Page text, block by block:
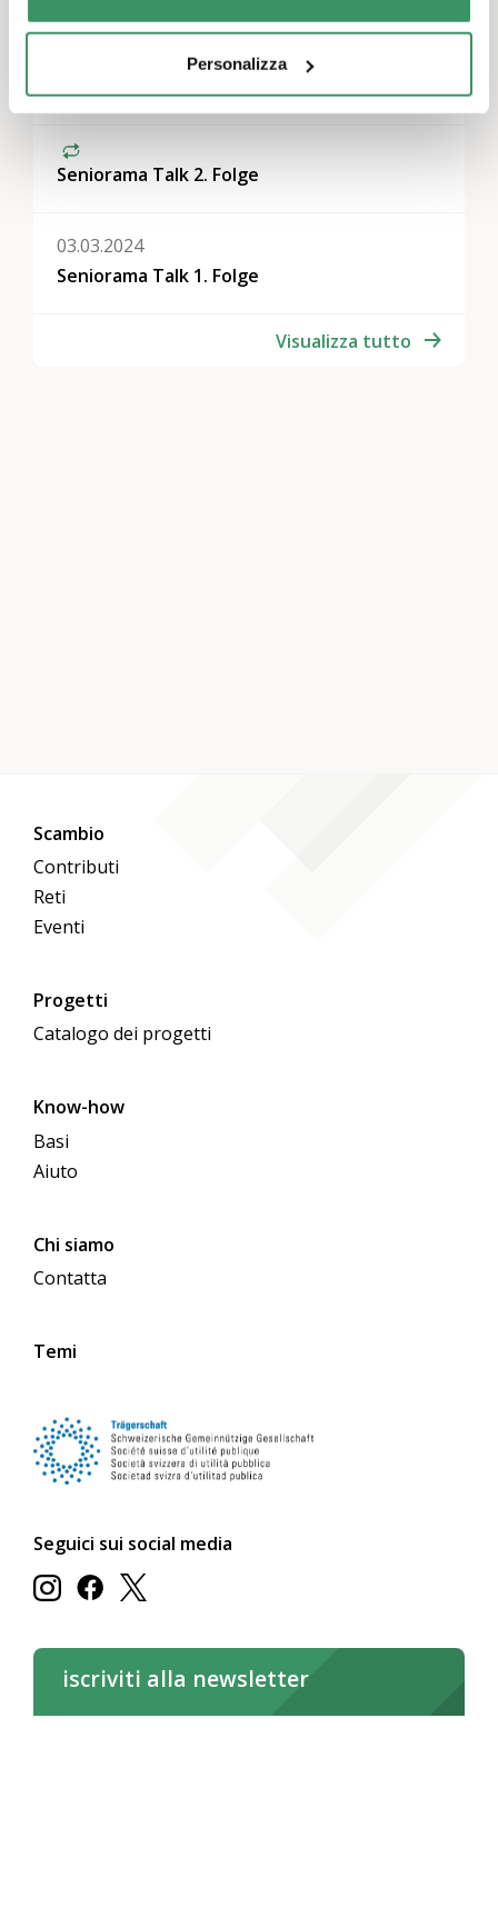
Personalizza
19.01.2025
Seniorama - Die Sendung mit
Seniorama Talk 2. Folge
03.03.2024
Seniorama Talk 1. Folge
Visualizza tutto
Scambio
Contributi
Reti
Eventi
Progetti
Catalogo dei progetti
Know-how
Basi
Aiuto
Chi siamo
Contatta
Temi
Seguici sui social media
iscriviti alla newsletter